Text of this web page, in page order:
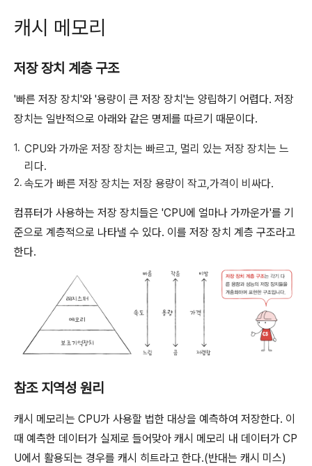
캐시 메모리
저장 장치 계층 구조
'빠른 저장 장치'와 '용량이 큰 저장 장치'는 양립하기 어렵다. 저장
장치는 일반적으로 아래와 같은 명제를 따르기 때문이다.
CPU와 가까운 저장 장치는 빠르고, 멀리 있는 저장 장치는 느
리다.
속도가 빠른 저장 장치는 저장 용량이 작고,가격이 비싸다.
컴퓨터가 사용하는 저장 장치들은 'CPU에 얼마나 가까운가'를 기
준으로 계층적으로 나타낼 수 있다. 이를 저장 장치 계층 구조라고
한다.
참조 지역성 원리
캐시 메모리는 CPU가 사용할 법한 대상을 예측하여 저장한다. 이
때 예측한 데이터가 실제로 들어맞아 캐시 메모리 내 데이터가 CP
U에서 활용되는 경우를 캐시 히트라고 한다.(반대는 캐시 미스)